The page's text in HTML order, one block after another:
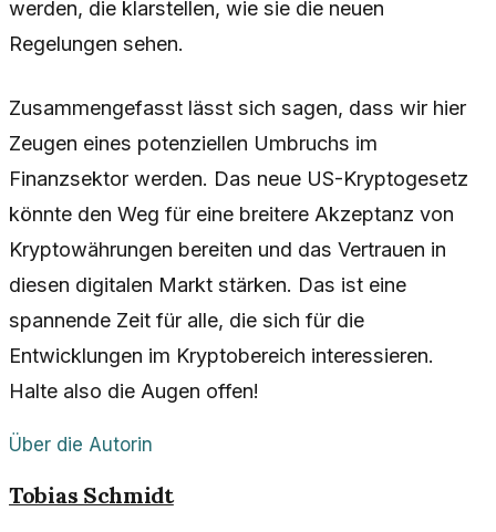
werden, die klarstellen, wie sie die neuen
Regelungen sehen.
Zusammengefasst lässt sich sagen, dass wir hier
Zeugen eines potenziellen Umbruchs im
Finanzsektor werden. Das neue US-Kryptogesetz
könnte den Weg für eine breitere Akzeptanz von
Kryptowährungen bereiten und das Vertrauen in
diesen digitalen Markt stärken. Das ist eine
spannende Zeit für alle, die sich für die
Entwicklungen im Kryptobereich interessieren.
Halte also die Augen offen!
Über die Autorin
Tobias Schmidt